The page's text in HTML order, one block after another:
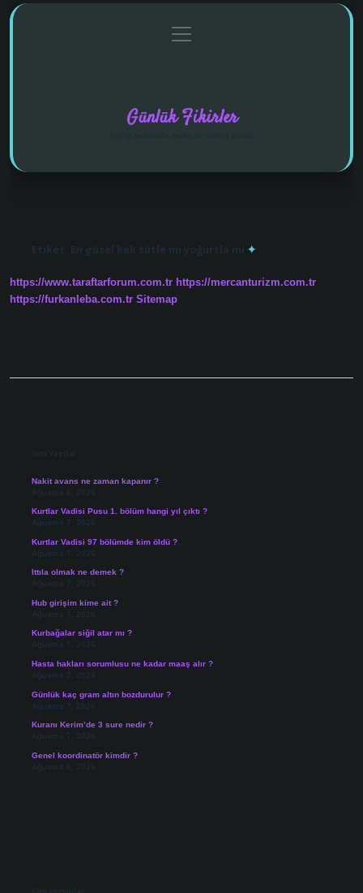
Gizlilik Politikası
menüyü
aç
Günlük Fikirler
Etiket: En güzel kek sütle mi yoğurtla mı
https://www.taraftarforum.com.tr https://mercanturizm.com.tr
https://furkanleba.com.tr Sitemap
Son Yazılar
Nakit avans ne zaman kapanır ?
Ağustos 8, 2026
Kurtlar Vadisi Pusu 1. bölüm hangi yıl çıktı ?
Ağustos 7, 2026
Kurtlar Vadisi 97 bölümde kim öldü ?
Ağustos 7, 2026
Ittıla olmak ne demek ?
Ağustos 7, 2026
Hub girişim kime ait ?
Ağustos 7, 2026
Kurbağalar siğil atar mı ?
Ağustos 7, 2026
Hasta hakları sorumlusu ne kadar maaş alır ?
Ağustos 7, 2026
Günlük kaç gram altın bozdurulur ?
Ağustos 7, 2026
Kuranı Kerim’de 3 sure nedir ?
Ağustos 7, 2026
Genel koordinatör kimdir ?
Ağustos 6, 2026